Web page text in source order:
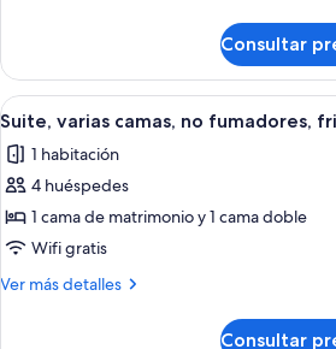
matrimonio
grande,
balcón,
vistas
al
río
estándar,
cama
matrimonio
grande,
vistas
al
Consultar
Abrir
todas
las
fotos
de
Suite,
varias
4
Suite, varias camas, no fumadores,
1 habitación
4 huéspedes
1 cama de matrimonio y 1 cama doble
Wifi gratis
Ver más detalles
Más
Consultar